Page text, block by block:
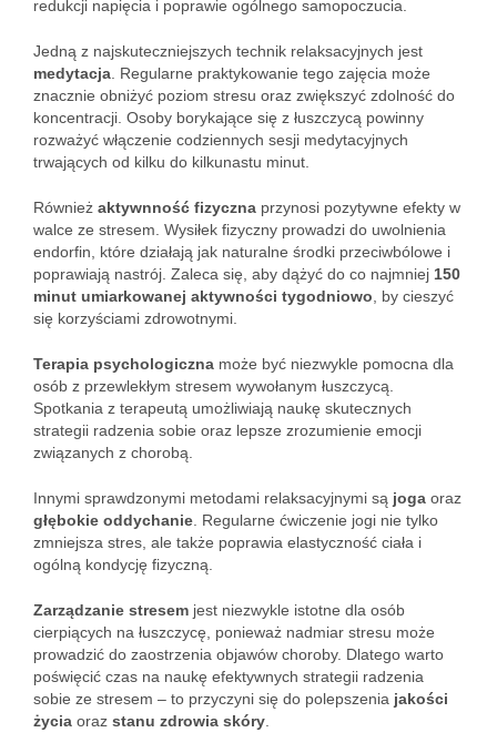
redukcji napięcia i poprawie ogólnego samopoczucia.
Jedną z najskuteczniejszych technik relaksacyjnych jest
medytacja . Regularne praktykowanie tego zajęcia może
znacznie obniżyć poziom stresu oraz zwiększyć zdolność do
koncentracji. Osoby borykające się z łuszczycą powinny
rozważyć włączenie codziennych sesji medytacyjnych
trwających od kilku do kilkunastu minut.
Również aktywnność fizyczna przynosi pozytywne efekty w
walce ze stresem. Wysiłek fizyczny prowadzi do uwolnienia
endorfin, które działają jak naturalne środki przeciwbólowe i
poprawiają nastrój. Zaleca się, aby dążyć do co najmniej 150
minut umiarkowanej aktywności tygodniowo , by cieszyć
się korzyściami zdrowotnymi.
Terapia psychologiczna może być niezwykle pomocna dla
osób z przewlekłym stresem wywołanym łuszczycą.
Spotkania z terapeutą umożliwiają naukę skutecznych
strategii radzenia sobie oraz lepsze zrozumienie emocji
związanych z chorobą.
Innymi sprawdzonymi metodami relaksacyjnymi są joga oraz
głębokie oddychanie . Regularne ćwiczenie jogi nie tylko
zmniejsza stres, ale także poprawia elastyczność ciała i
ogólną kondycję fizyczną.
Zarządzanie stresem jest niezwykle istotne dla osób
cierpiących na łuszczycę, ponieważ nadmiar stresu może
prowadzić do zaostrzenia objawów choroby. Dlatego warto
poświęcić czas na naukę efektywnych strategii radzenia
sobie ze stresem – to przyczyni się do polepszenia jakości
życia oraz stanu zdrowia skóry